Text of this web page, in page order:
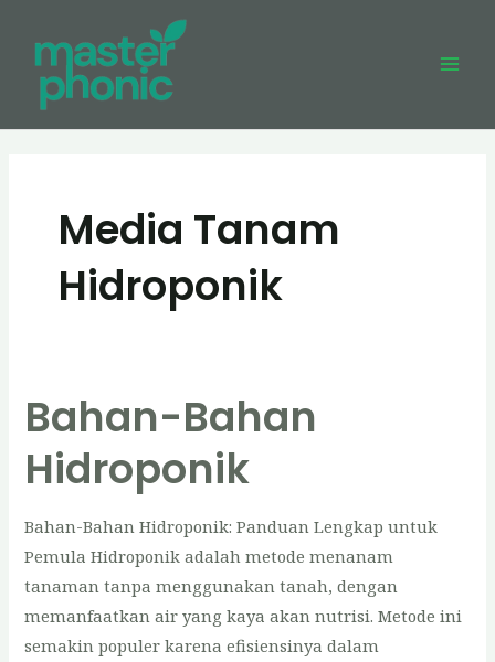
content
Media Tanam
Hidroponik
Bahan-Bahan
Hidroponik
Bahan-Bahan Hidroponik: Panduan Lengkap untuk
Pemula Hidroponik adalah metode menanam
tanaman tanpa menggunakan tanah, dengan
memanfaatkan air yang kaya akan nutrisi. Metode ini
semakin populer karena efisiensinya dalam